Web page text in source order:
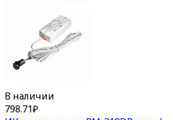
В наличии
798.71₽